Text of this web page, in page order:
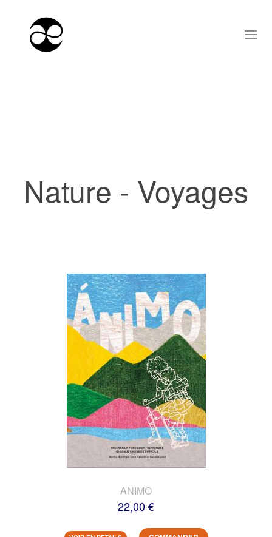
Nature - Voyages
ANIMO
22,00 €